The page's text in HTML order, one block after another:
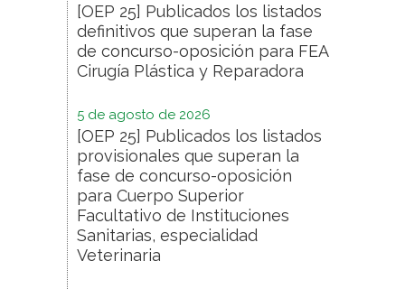
[OEP 25] Publicados los listados
definitivos que superan la fase
de concurso-oposición para FEA
Cirugía Plástica y Reparadora
5 de agosto de 2026
[OEP 25] Publicados los listados
provisionales que superan la
fase de concurso-oposición
para Cuerpo Superior
Facultativo de Instituciones
Sanitarias, especialidad
Veterinaria